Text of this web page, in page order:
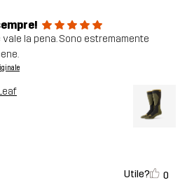
la pena. Sono estremamente
Utile? 0